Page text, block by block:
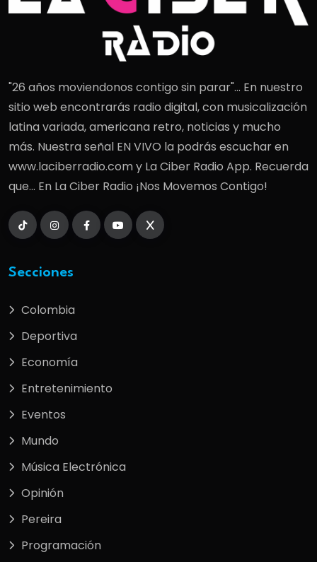
"26 años moviendonos contigo sin parar"... En nuestro
sitio web encontrarás radio digital, con musicalización
latina variada, americana retro, noticias y mucho
más. Nuestra señal EN VIVO la podrás escuchar en
www.laciberradio.com y La Ciber Radio App. Recuerda
que... En La Ciber Radio ¡Nos Movemos Contigo!
Secciones
Colombia
Deportiva
Economía
Entretenimiento
Eventos
Mundo
Música Electrónica
Opinión
Pereira
Programación